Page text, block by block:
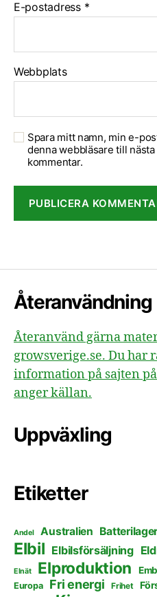
E-postadress *
Webbplats
Spara mitt namn, min e-
denna webbläsare till
kommentar.
Återanvändning
Återanvänd gärna
growsverige.se. Du har
information på sajten
anger källan.
Uppväxling
Etiketter
Andel Australien
Elbil Elbilsförsäljning
Elnät Elproduktion
Europa Fri energi Frihet